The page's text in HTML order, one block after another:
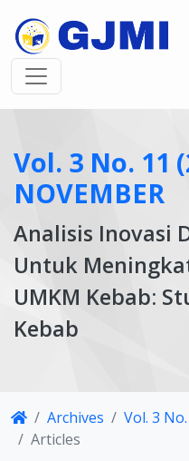
Vol. 3 No. 11
NOVEMBER
Analisis Inovasi
Untuk
UMKM Kebab:
Kebab
DetailsArchives Vol. 3
Articles